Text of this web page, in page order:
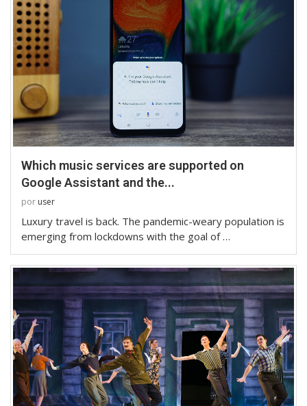
Which music services are supported on
Google Assistant and the...
por user
Luxury travel is back. The pandemic-weary population is
emerging from lockdowns with the goal of …